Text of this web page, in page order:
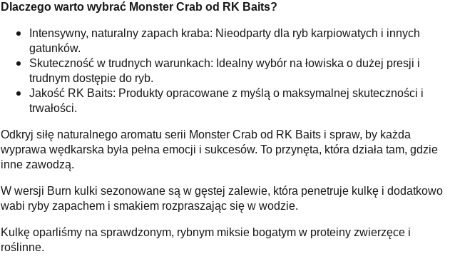
Dlaczego warto wybrać Monster Crab od RK Baits?
Intensywny, naturalny zapach kraba: Nieodparty dla ryb karpiowatych i innych
gatunków.
Skuteczność w trudnych warunkach: Idealny wybór na łowiska o dużej presji i
trudnym dostępie do ryb.
Jakość RK Baits: Produkty opracowane z myślą o maksymalnej skuteczności i
trwałości.
Odkryj siłę naturalnego aromatu serii Monster Crab od RK Baits i spraw, by każda
wyprawa wędkarska była pełna emocji i sukcesów. To przynęta, która działa tam, gdzie
inne zawodzą.
W wersji Burn kulki sezonowane są w gęstej zalewie, która penetruje kulkę i dodatkowo
wabi ryby zapachem i smakiem rozpraszając się w wodzie.
Kulkę oparliśmy na sprawdzonym, rybnym miksie bogatym w proteiny zwierzęce i
roślinne.